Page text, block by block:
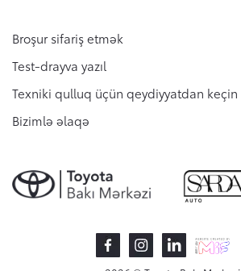
Broşur sifariş etmək
Test-drayva yazıl
Texniki qulluq üçün qeydiyyatdan keçin
Bizimlə əlaqə